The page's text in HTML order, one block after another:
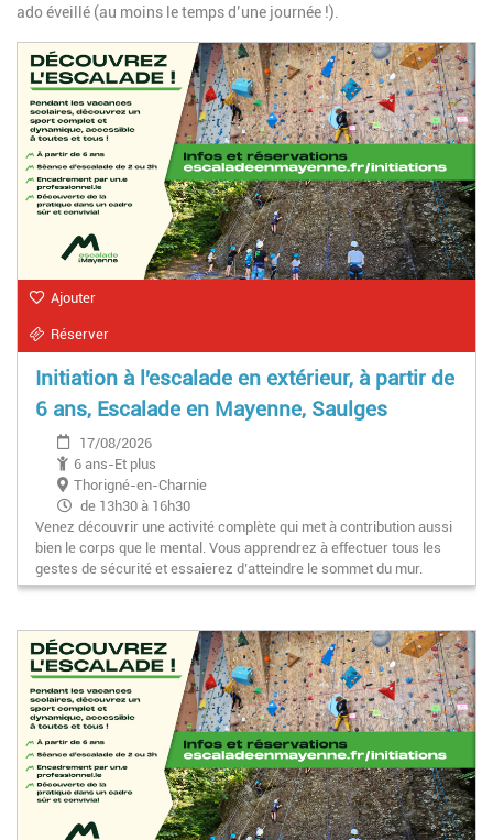
ado éveillé (au moins le temps d’une journée !).
Ajouter
Réserver
Initiation à l'escalade en extérieur, à partir de
6 ans, Escalade en Mayenne, Saulges
17/08/2026
6 ans-Et plus
Thorigné-en-Charnie
de 13h30 à 16h30
Venez découvrir une activité complète qui met à contribution aussi
bien le corps que le mental. Vous apprendrez à effectuer tous les
gestes de sécurité et essaierez d’atteindre le sommet du mur.